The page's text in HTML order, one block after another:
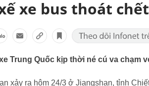
xe bus thoát
Trung Quốc kịp thời né cú va chạm
xảy ra hôm 24/3 ở Jiangshan, tỉnh